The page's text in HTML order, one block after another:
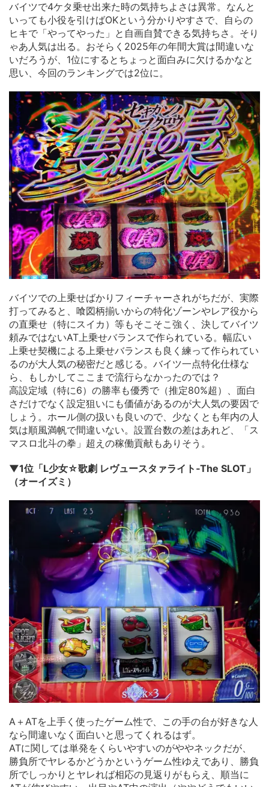
バイツで4ケタ乗せ出来た時の気持ちよさは異常。なんと
いっても小役を引けばOKという分かりやすさで、自らの
ヒキで「やってやった」と自画自賛できる気持ちさ。そり
ゃあ人気は出る。おそらく2025年の年間大賞は間違いな
いだろうが、1位にするとちょっと面白みに欠けるかなと
思い、今回のランキングでは2位に。
バイツでの上乗せばかりフィーチャーされがちだが、実際
打ってみると、喰図柄揃いからの特化ゾーンやレア役から
の直乗せ（特にスイカ）等もそこそこ強く、決してバイツ
頼みではないAT上乗せバランスで作られている。幅広い
上乗せ契機による上乗せバランスも良く練って作られてい
るのが大人気の秘密だと感じる。バイツ一点特化仕様な
ら、もしかしてここまで流行らなかったのでは？
高設定域（特に6）の勝率も優秀で（推定80%超）、面白
さだけでなく設定狙いにも価値があるのが大人気の要因で
しょう。ホール側の扱いも良いので、少なくとも年内の人
気は順風満帆で間違いない。設置台数の差はあれど、「ス
マスロ北斗の拳」超えの稼働貢献もありそう。
▼1位「L少女☆歌劇 レヴュースタァライト‐The SLOT」
（オーイズミ）
A＋ATを上手く使ったゲーム性で、この手の台が好きな人
なら間違いなく面白いと思ってくれるはず。
ATに関しては単発をくらいやすいのがややネックだが、
勝負所でヤレるかどうかというゲーム性ゆえであり、勝負
所でしっかりとヤレれば相応の見返りがもらえ、順当に